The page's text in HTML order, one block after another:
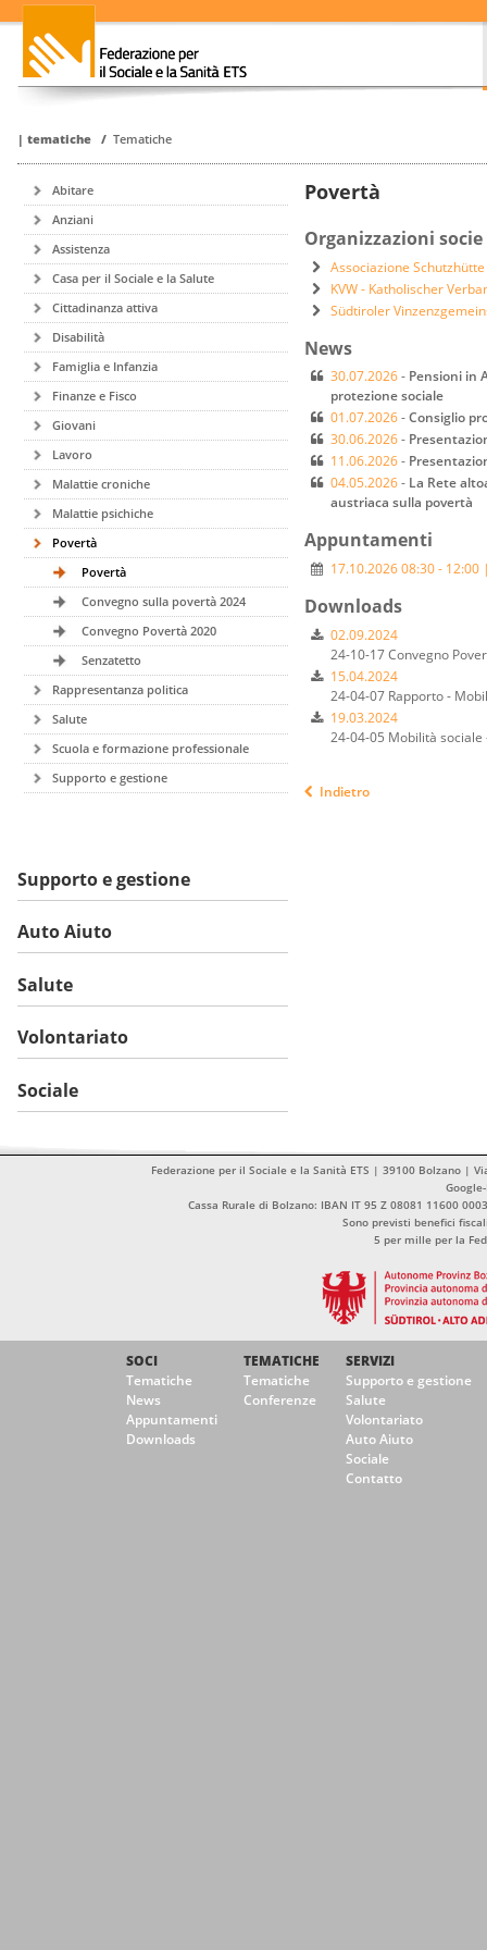
| tematiche / Tematiche
Abitare
Anziani
Assistenza
Casa per il Sociale e la Salute
Cittadinanza attiva
Disabilità
Famiglia e Infanzia
Finanze e Fisco
Giovani
Lavoro
Malattie croniche
Malattie psichiche
Povertà
Povertà
Convegno sulla povertà 2024
Convegno Povertà 2020
Senzatetto
Rappresentanza politica
Salute
Scuola e formazione professionale
Supporto e gestione
Supporto e gestione
Auto Aiuto
Salute
Volontariato
Sociale
Povertà
Organizzazioni socie
Associazione
KVW - Katholischer
Südtiroler
News
30.07.2026- Pensioni in
protezione sociale
01.07.2026-Consiglio
30.06.2026-
11.06.2026-
04.05.2026- La Rete
austriaca sulla povertà
Appuntamenti
17.10.2026 08:30 -
Downloads
02.09.2024
24-10-17 Convegno
15.04.2024
24-04-07 Rapporto -
19.03.2024
24-04-05 Mobilità
Indietro
Federazione per il Sociale e la Sanità ETS | 39100 Bolzano |
Cassa Rurale di Bolzano: IBAN IT 95 Z 08081 11600
Sono previsti benefici
5 per mille per la
SOCI
Tematiche
News
Appuntamenti
Downloads
TEMATICHE
Tematiche
Conferenze
SERVIZI
Supporto e gestione
Salute
Volontariato
Auto Aiuto
Sociale
Contatto